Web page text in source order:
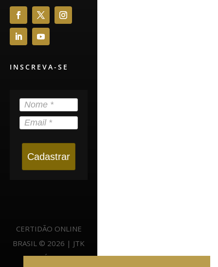
INSCREVA-SE
Cadastrar
CERTIDÃO ONLINE
BRASIL © 2026 | JTK
NEGÓCIOS -